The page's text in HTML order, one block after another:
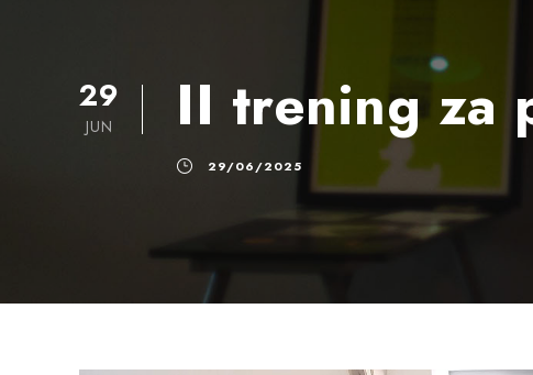
29
JUN II trening za
29/06/2025